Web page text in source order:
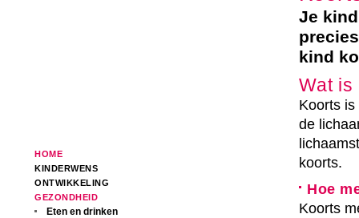
HOME
KINDERWENS
ONTWIKKELING
GEZONDHEID
Eten en drinken
Je
kind
Wat is
Koorts
de
koorts.
Hoe
Koorts